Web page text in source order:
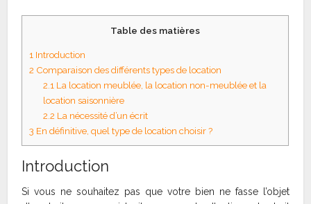
Table des matières
1 Introduction
2 Comparaison des différents types de location
2.1 La location meublée, la location non-meublée et la
location saisonnière
2.2 La nécessité d’un écrit
3 En définitive, quel type de location choisir ?
Introduction
Si vous ne souhaitez pas que votre bien ne fasse l’objet